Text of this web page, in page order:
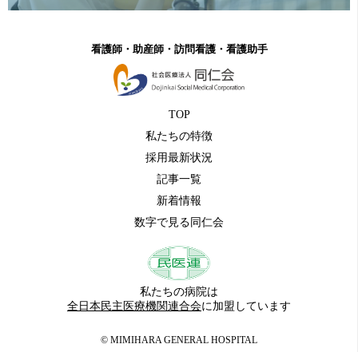
看護師・助産師・訪問看護・看護助手
TOP
私たちの特徴
採用最新状況
記事一覧
新着情報
数字で見る同仁会
私たちの病院は
全日本民主医療機関連合会に加盟しています
© MIMIHARA GENERAL HOSPITAL